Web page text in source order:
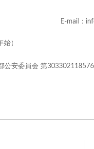
）
E-mail：
公安委員会 第